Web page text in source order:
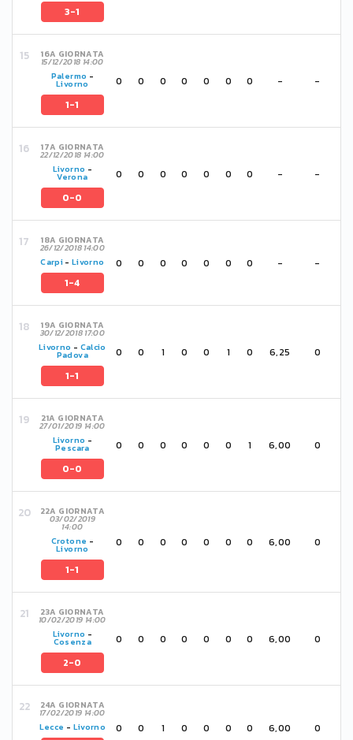
3-1
16A GIORNATA
15/12/2018 14:00
Palermo -
Livorno
1-1
0 0 0 0 0 0 0 - -
17A GIORNATA
22/12/2018 14:00
Livorno -
Verona
0-0
0 0 0 0 0 0 0 - -
18A GIORNATA
26/12/2018 14:00
Carpi-Livorno
1-4
0 0 0 0 0 0 0 - -
19A GIORNATA
30/12/2018 17:00
Livorno - Calcio
Padova
1-1
0 0 1 0 0 1 0 6,25 0
21A GIORNATA
27/01/2019 14:00
Livorno -
Pescara
0-0
0 0 0 0 0 0 1 6,00 0
22A GIORNATA
03/02/2019
14:00
Crotone -
Livorno
1-1
0 0 0 0 0 0 0 6,00 0
23A GIORNATA
10/02/2019 14:00
Livorno -
Cosenza
2-0
0 0 0 0 0 0 0 6,00 0
24A GIORNATA
17/02/2019 14:00
Lecce - Livorno 0 0 1 0 0 0 0 6,00 0